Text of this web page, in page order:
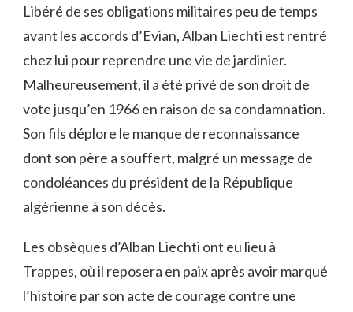
Libéré de ses obligations militaires peu de temps
avant les accords d’Evian, Alban Liechti est rentré
chez lui pour reprendre une vie de jardinier.
Malheureusement, il a été privé de son droit de
vote jusqu’en 1966 en raison de sa condamnation.
Son fils déplore le manque de reconnaissance
dont son père a souffert, malgré un message de
condoléances du président de la République
algérienne à son décès.
Les obsèques d’Alban Liechti ont eu lieu à
Trappes, où il reposera en paix après avoir marqué
l’histoire par son acte de courage contre une